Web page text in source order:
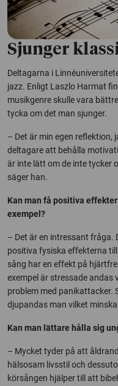
Sjunger
Deltagarna i
jazz. Enligt Laszlo Harmat
musikgenre skulle vara
tycka om det man sjunger.
– Det är min egen
deltagare att behålla
är inte lätt om de inte tycker
säger han.
Kan man få positiva
exempel?
– Det är en intressant fråga.
positiva fysiska effekterna
sång har en effekt på
exempel är stressade andas
problem med panikattacker.
djupandas man vilket
Kan man lättare hålla sig
– Mycket tyder på att
hälsosam livsstil och
körsången hjälper till att